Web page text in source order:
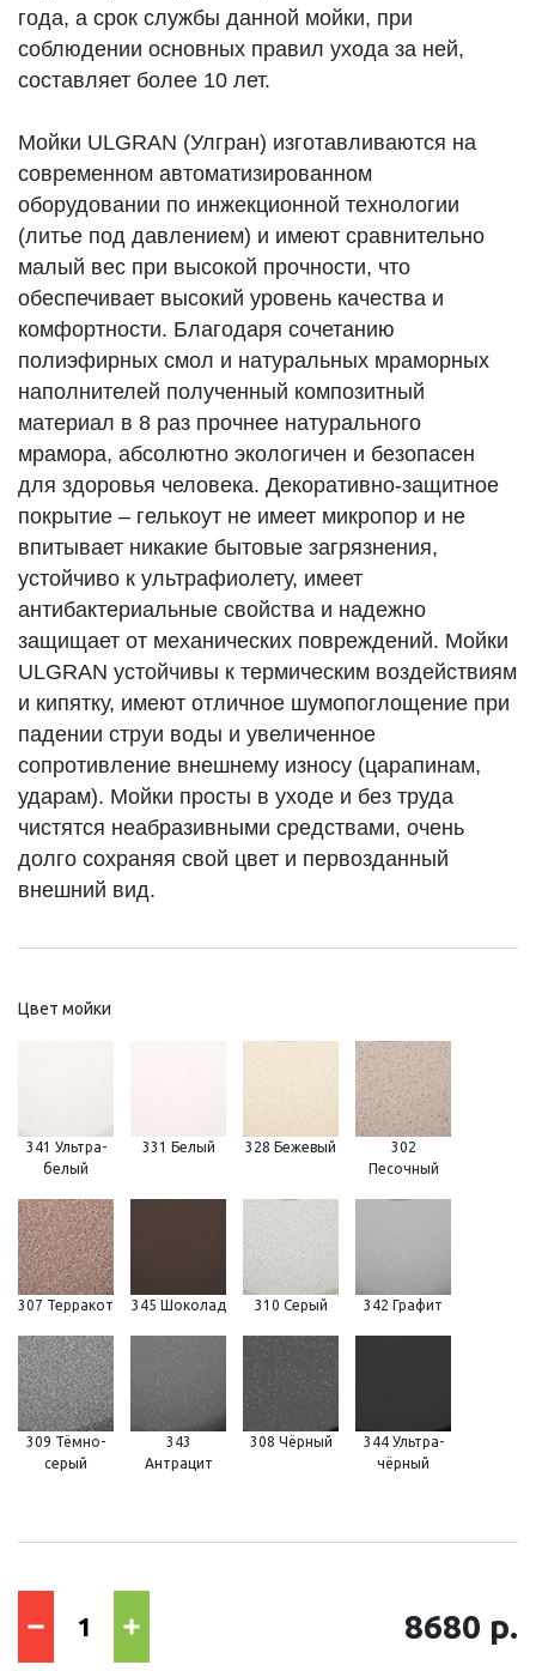
года, а срок службы данной мойки, при
соблюдении основных правил ухода за ней,
составляет более 10 лет.
Мойки ULGRAN (Улгран) изготавливаются на
современном автоматизированном
оборудовании по инжекционной технологии
(литье под давлением) и имеют сравнительно
малый вес при высокой прочности, что
обеспечивает высокий уровень качества и
комфортности. Благодаря сочетанию
полиэфирных смол и натуральных мраморных
наполнителей полученный композитный
материал в 8 раз прочнее натурального
мрамора, абсолютно экологичен и безопасен
для здоровья человека. Декоративно-защитное
покрытие – гелькоут не имеет микропор и не
впитывает никакие бытовые загрязнения,
устойчиво к ультрафиолету, имеет
антибактериальные свойства и надежно
защищает от механических повреждений. Мойки
ULGRAN устойчивы к термическим воздействиям
и кипятку, имеют отличное шумопоглощение при
падении струи воды и увеличенное
сопротивление внешнему износу (царапинам,
ударам). Мойки просты в уходе и без труда
чистятся неабразивными средствами, очень
долго сохраняя свой цвет и первозданный
внешний вид.
Цвет мойки
341 Ультра-
белый
331 Белый 328 Бежевый
302
Песочный
307 Терракот 345 Шоколад 310 Серый 342 Графит
309 Тёмно-
серый
343
Антрацит
308 Чёрный
344 Ультра-
чёрный
8680 р.